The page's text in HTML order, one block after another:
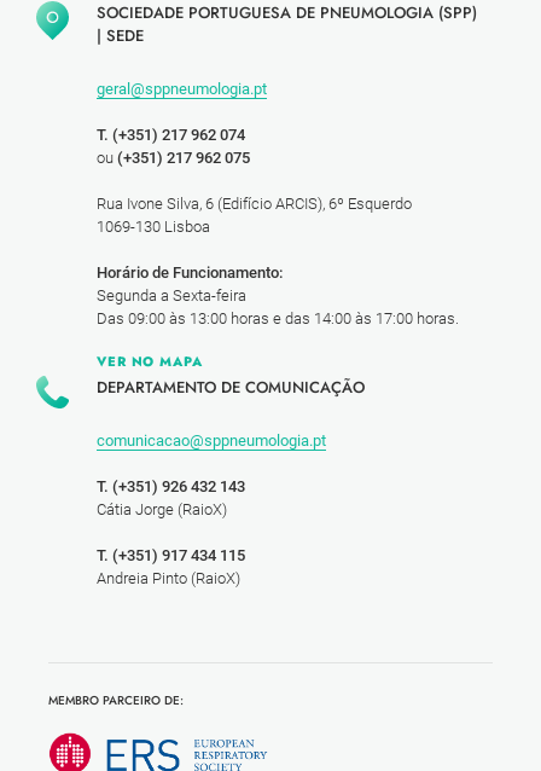
SOCIEDADE PORTUGUESA DE PNEUMOLOGIA (SPP)
| SEDE
geral@sppneumologia.pt
T. (+351) 217 962 074
ou (+351) 217 962 075
Rua Ivone Silva, 6 (Edifício ARCIS), 6º Esquerdo
1069-130 Lisboa
Horário de Funcionamento:
Segunda a Sexta-feira
Das 09:00 às 13:00 horas e das 14:00 às 17:00 horas.
VER NO MAPA
DEPARTAMENTO DE COMUNICAÇÃO
comunicacao@sppneumologia.pt
T. (+351) 926 432 143
Cátia Jorge (RaioX)
T. (+351) 917 434 115
Andreia Pinto (RaioX)
MEMBRO PARCEIRO DE: